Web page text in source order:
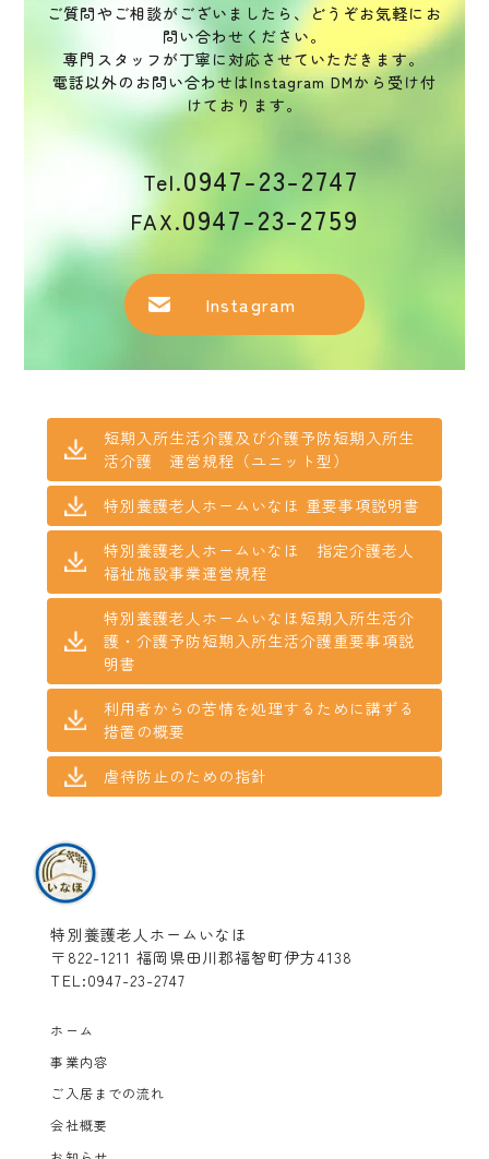
ご質問やご相談がございましたら、どうぞお気軽にお
問い合わせください。
専門スタッフが丁寧に対応させていただきます。
電話以外のお問い合わせはInstagram DMから受け付
けております。
Tel.0947-23-2747
FAX.0947-23-2759
Instagram
短期入所生活介護及び介護予防短期入所生
活介護 運営規程（ユニット型）
特別養護老人ホームいなほ 重要事項説明書
特別養護老人ホームいなほ 指定介護老人
福祉施設事業運営規程
特別養護老人ホームいなほ短期入所生活介
護・介護予防短期入所生活介護重要事項説
明書
利用者からの苦情を処理するために講ずる
措置の概要
虐待防止のための指針
特別養護老人ホームいなほ
〒822-1211 福岡県田川郡福智町伊方4138
TEL:0947-23-2747
ホーム
事業内容
ご入居までの流れ
会社概要